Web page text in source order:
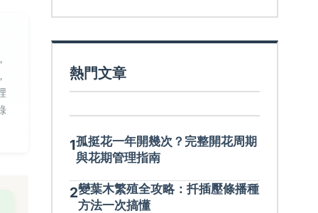
熱門文章
1孤挺花一年開幾次？完整開花周期
與花期管理指南
2變葉木繁殖全攻略：扦插壓條播種
方法一次搞懂